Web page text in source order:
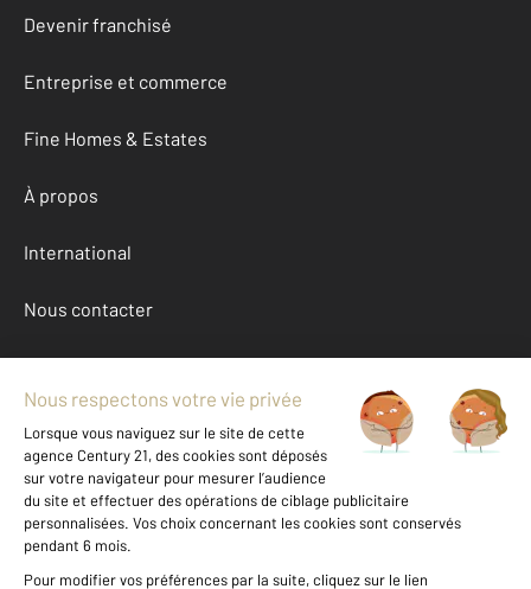
Devenir franchisé
Entreprise et commerce
Fine Homes & Estates
À propos
International
Nous contacter
Mentions légales & CGU et Barèmes d'honoraires
Données personnelles
Gestionnaire des cookies